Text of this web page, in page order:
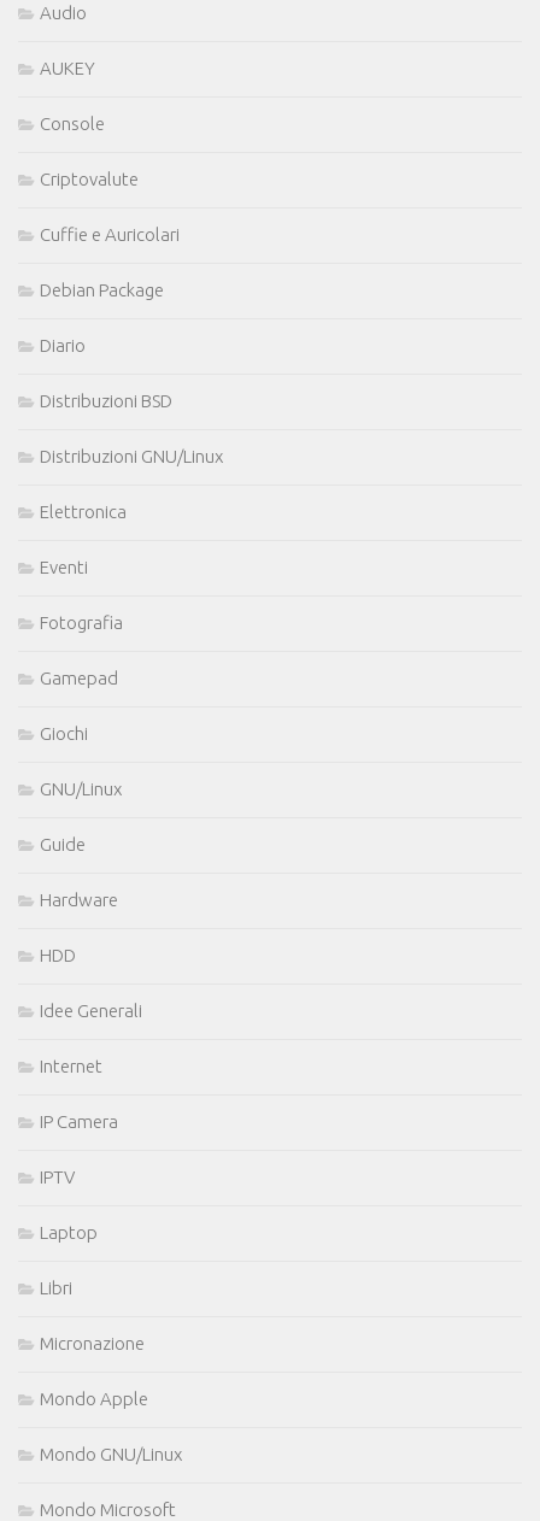
Audio
AUKEY
Console
Criptovalute
Cuffie e Auricolari
Debian Package
Diario
Distribuzioni BSD
Distribuzioni GNU/Linux
Elettronica
Eventi
Fotografia
Gamepad
Giochi
GNU/Linux
Guide
Hardware
HDD
Idee Generali
Internet
IP Camera
IPTV
Laptop
Libri
Micronazione
Mondo Apple
Mondo GNU/Linux
Mondo Microsoft